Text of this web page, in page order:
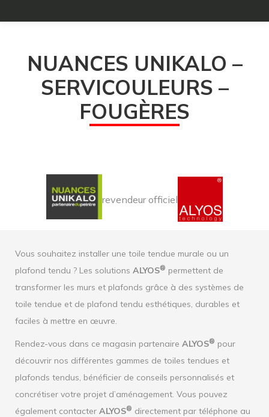
NUANCES UNIKALO –
SERVICOULEURS –
FOUGÈRES
revendeur officiel
Vous souhaitez installer une toile tendue murale ou un
plafond tendu ? Les solutions ALYOS® permettent de
transformer les murs et plafonds grâce à des systèmes de
toile tendue et de plafond tendu esthétiques, durables et
faciles à mettre en œuvre.
Rendez-vous dans ce magasin partenaire ALYOS® pour
découvrir nos différentes gammes de toiles tendues et
plafonds tendus, bénéficier de conseils personnalisés et
concrétiser votre projet d’aménagement. Vous pouvez
également contacter ALYOS® directement par téléphone au